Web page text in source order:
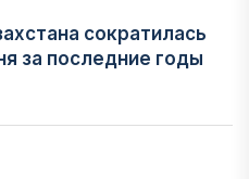
сократилась
за последние годы